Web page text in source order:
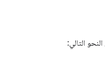
التالي: